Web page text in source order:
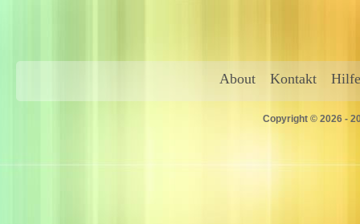
About Kontakt Hilfe
Copyright © 2026 -